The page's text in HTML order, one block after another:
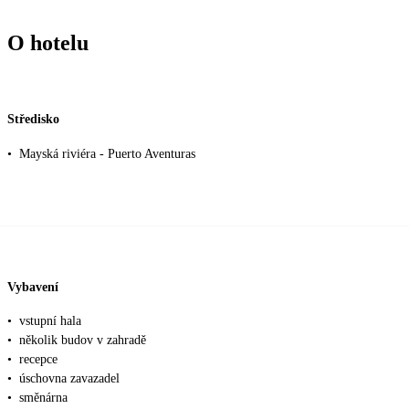
O hotelu
Středisko
• Mayská riviéra - Puerto Aventuras
Vybavení
• vstupní hala
• několik budov v zahradě
• recepce
• úschovna zavazadel
• směnárna